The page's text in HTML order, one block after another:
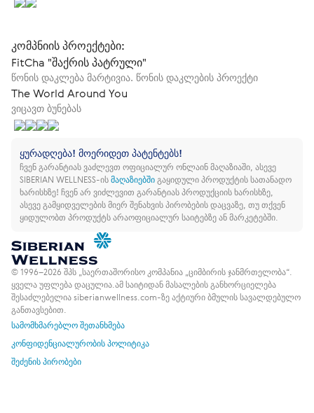
კომპნიის პროექტები:
FitCha "შაქრის პატრული"
წონის დაკლება მარტივია. წონის დაკლების პროექტი
The World Around You
ვიცავთ ბუნებას
ყურადღება! მოერიდეთ პატენტებს!
ჩვენ გარანტიას ვაძლევთ ოფიციალურ ონლაინ მაღაზიაში, ასევე
SIBERIAN WELLNESS-ისმაღაზიებშიგაყიდული პროდუქტის სათანადო
ხარისხზე! ჩვენ არ ვიძლევით გარანტიას პროდუქციის ხარისხზე,
ასევე გამყიდველების მიერ შენახვის პირობების დაცვაზე, თუ თქვენ
ყიდულობთ პროდუქტს არაოფიციალურ საიტებზე ან მარკეტებში.
© 1996–2026 შპს „საერთაშორისო კომპანია „ციმბირის ჯანმრთელობა“.
ყველა უფლება დაცულია. ამ საიტიდან მასალების განხორციელება
შესაძლებელია siberianwellness.com-ზე აქტიური ბმულის სავალდებულო
განთავსებით.
სამომხმარებლო შეთანხმება
კონფიდენციალურობის პოლიტიკა
შეძენის პირობები